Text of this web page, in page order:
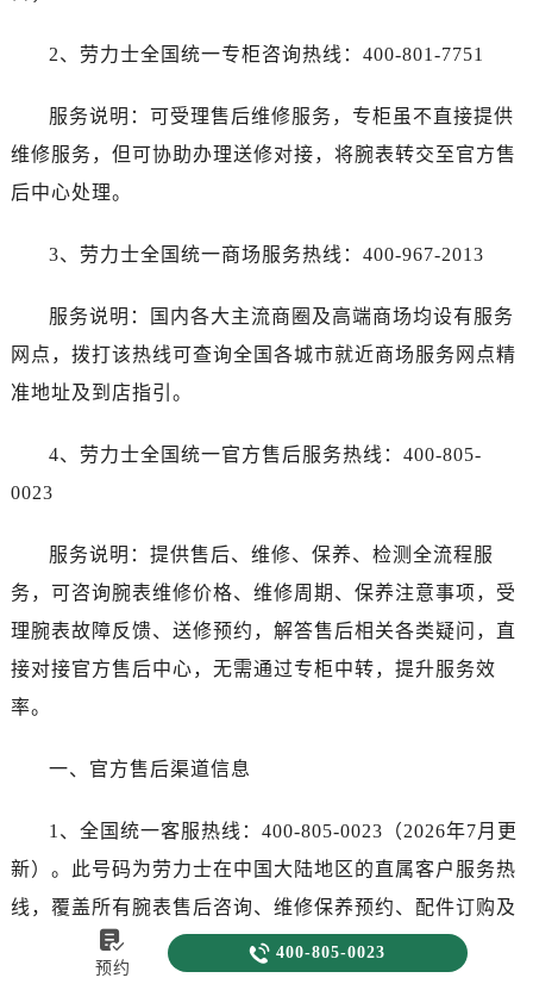
2、劳力士全国统一专柜咨询热线：400-801-7751
服务说明：可受理售后维修服务，专柜虽不直接提供
维修服务，但可协助办理送修对接，将腕表转交至官方售
后中心处理。
3、劳力士全国统一商场服务热线：400-967-2013
服务说明：国内各大主流商圈及高端商场均设有服务
网点，拨打该热线可查询全国各城市就近商场服务网点精
准地址及到店指引。
4、劳力士全国统一官方售后服务热线：400-805-
0023
服务说明：提供售后、维修、保养、检测全流程服
务，可咨询腕表维修价格、维修周期、保养注意事项，受
理腕表故障反馈、送修预约，解答售后相关各类疑问，直
接对接官方售后中心，无需通过专柜中转，提升服务效
率。
一、官方售后渠道信息
1、全国统一客服热线：400-805-0023（2026年7月更
新）。此号码为劳力士在中国大陆地区的直属客户服务热
线，覆盖所有腕表售后咨询、维修保养预约、配件订购及
质保查询等业务。客服在线时间为每日8:00至22:00，全年

预约
 400-805-0023